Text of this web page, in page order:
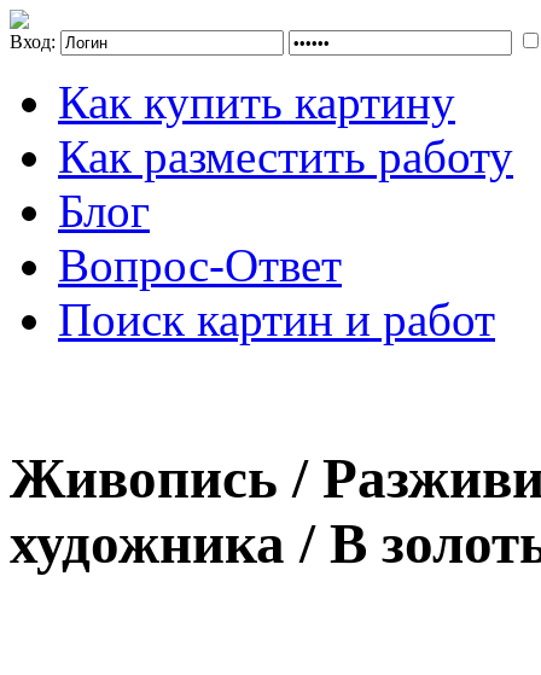
Вход:
Как купить картину
Как разместить работу
Блог
Вопрос-Ответ
Поиск картин и работ
Живопись /
художника / В